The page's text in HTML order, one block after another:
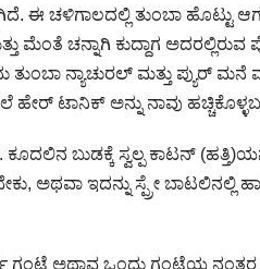
ಚಳಿಗಾಲದಲ್ಲಿ ತುಂಬಾ ಹೊಟ್ಟು
ಚನ್ನಾಗಿ ಕುದ್ದಾಗ ಅದರಲ್ಲಿರುವ
ನ್ಯಾಚುರಲ್ ಮತ್ತು ಪ್ಯುರ್ ಮನೆ
ಟಾನಿಕ್ ಅನ್ನು ನಾವು
ಬುಡಕ್ಕೆ ಸ್ವಲ್ಪ ಕಾಟನ್
ಅಥವಾ ಇದನ್ನು ಸ್ಪ್ರೇ ಬಾಟಲಿನಲ್ಲಿ
ಗಂಟೆ ಅಥಾವ ಒಂದು ಗಂಟೆಯ ನಂತರ